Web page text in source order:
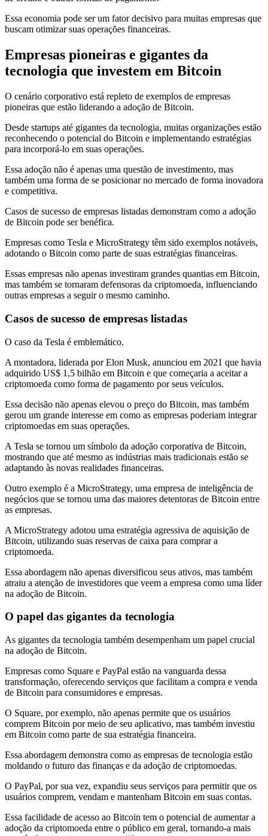
Essa economia pode ser um fator decisivo para muitas empresas que
buscam otimizar suas operações financeiras.
Empresas pioneiras e gigantes da
tecnologia que investem em Bitcoin
O cenário corporativo está repleto de exemplos de empresas
pioneiras que estão liderando a adoção de Bitcoin.
Desde startups até gigantes da tecnologia, muitas organizações estão
reconhecendo o potencial do Bitcoin e implementando estratégias
para incorporá-lo em suas operações.
Essa adoção não é apenas uma questão de investimento, mas
também uma forma de se posicionar no mercado de forma inovadora
e competitiva.
Casos de sucesso de empresas listadas demonstram como a adoção
de Bitcoin pode ser benéfica.
Empresas como Tesla e MicroStrategy têm sido exemplos notáveis,
adotando o Bitcoin como parte de suas estratégias financeiras.
Essas empresas não apenas investiram grandes quantias em Bitcoin,
mas também se tornaram defensoras da criptomoeda, influenciando
outras empresas a seguir o mesmo caminho.
Casos de sucesso de empresas listadas
O caso da Tesla é emblemático.
A montadora, liderada por Elon Musk, anunciou em 2021 que havia
adquirido US$ 1,5 bilhão em Bitcoin e que começaria a aceitar a
criptomoeda como forma de pagamento por seus veículos.
Essa decisão não apenas elevou o preço do Bitcoin, mas também
gerou um grande interesse em como as empresas poderiam integrar
criptomoedas em suas operações.
A Tesla se tornou um símbolo da adoção corporativa de Bitcoin,
mostrando que até mesmo as indústrias mais tradicionais estão se
adaptando às novas realidades financeiras.
Outro exemplo é a MicroStrategy, uma empresa de inteligência de
negócios que se tornou uma das maiores detentoras de Bitcoin entre
as empresas.
A MicroStrategy adotou uma estratégia agressiva de aquisição de
Bitcoin, utilizando suas reservas de caixa para comprar a
criptomoeda.
Essa abordagem não apenas diversificou seus ativos, mas também
atraiu a atenção de investidores que veem a empresa como uma líder
na adoção de Bitcoin.
O papel das gigantes da tecnologia
As gigantes da tecnologia também desempenham um papel crucial
na adoção de Bitcoin.
Empresas como Square e PayPal estão na vanguarda dessa
transformação, oferecendo serviços que facilitam a compra e venda
de Bitcoin para consumidores e empresas.
O Square, por exemplo, não apenas permite que os usuários
comprem Bitcoin por meio de seu aplicativo, mas também investiu
em Bitcoin como parte de sua estratégia financeira.
Essa abordagem demonstra como as empresas de tecnologia estão
moldando o futuro das finanças e da adoção de criptomoedas.
O PayPal, por sua vez, expandiu seus serviços para permitir que os
usuários comprem, vendam e mantenham Bitcoin em suas contas.
Essa facilidade de acesso ao Bitcoin tem o potencial de aumentar a
adoção da criptomoeda entre o público em geral, tornando-a mais